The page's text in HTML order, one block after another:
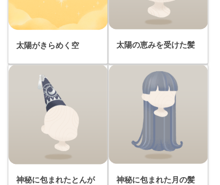
太陽がきらめく空 太陽の恵みを受けた髪
神秘に包まれたとんが
神秘に包まれた月の髪